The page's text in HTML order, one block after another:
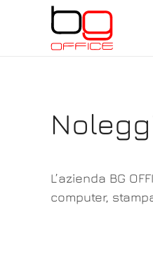
Skip
L’azienda BG
computer,